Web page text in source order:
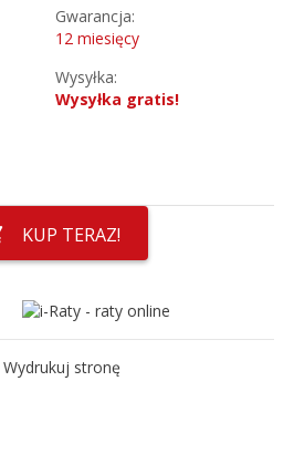
Gwarancja:
12 miesięcy
Wysyłka:
Wysyłka gratis!
KUP TERAZ!
Wydrukuj stronę